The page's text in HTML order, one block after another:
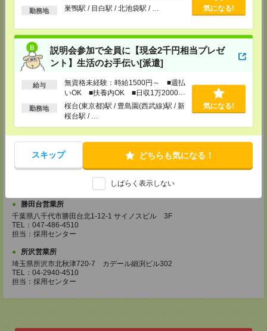
以上
勤務地 巣鴨駅 / 目白駅 / 北池袋駅 / … 気になる!
説明会参加で全員に【現金2千円相当プレゼ
ント】生活のお手伝い[派遣]
給与
無資格未経験：時給1500円～ ■週払
いOK ■扶養内OK ■日収1万2000円
以上
勤務地
桜台(東京都)駅 / 豊島園(西武線)駅 / 新
桜台駅 / …
気になる!
スキップ どちらも気になる！
しばらく表示しない
東京都墨田区江東橋4-19-3 錦糸町ミハマビル 3F
担当：採用センター
新宿営業所
東京都新宿区西新宿1-8-1 新宿ビルディング5Ｆ
TEL：03-6911-4510
担当：採用センター
東京都立川市曙町2-31-15 日住金立川ビル3F
TEL：042-540-7331
担当：採用センター
東京都豊島区南池袋2-27-16 近藤ビル4F
勝田台営業所
千葉県八千代市勝田台北1-12-1 サイノスビル 3F
TEL：047-486-4510
担当：採用センター
所沢営業所
埼玉県所沢市北秋津720-7 カデール細渕ビル302
TEL：04-2940-4510
担当：採用センター